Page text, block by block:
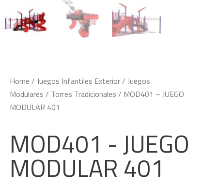
Home / Juegos Infantiles Exterior/ Juegos
Modulares / Torres Tradicionales / MOD401 – JUEGO
MODULAR 401
MOD401 - JUEGO
MODULAR 401